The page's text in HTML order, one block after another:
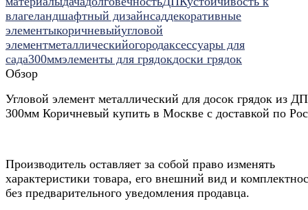
влагеландшафтный дизайнсаддекоративные
элементыкоричневыйугловой
элементметаллическийогородаксессуары для
сада300ммэлементы для грядокдоски грядок
Обзор
Угловой элемент металлический для досок грядок из
300мм Коричневый купить в Москве с доставкой по
Производитель оставляет за собой право изменять
характеристики товара, его внешний вид и
без предварительного уведомления продавца.